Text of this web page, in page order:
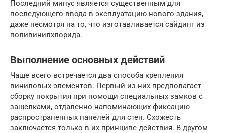
Последний минус является существенным для
последующего ввода в эксплуатацию нового здания,
даже несмотря на то, что изготавливается сайдинг из
поливинилхлорида.
Выполнение основных действий
Чаще всего встречается два способа крепления
виниловых элементов. Первый из них предполагает
сборку покрытия при помощи специальных замков с
защелками, отдаленно напоминающих фиксацию
распространенных панелей для стен. Схожесть
заключается только в их принципе действия. В другом